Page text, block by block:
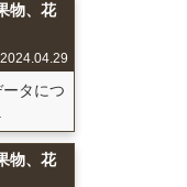
物、花
2024.04.29
タにつ
物、花